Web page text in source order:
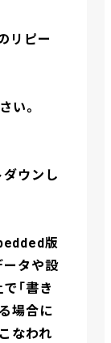
リピー
い。
ウンし
版
ータや設
「書き
場合に
なわれ